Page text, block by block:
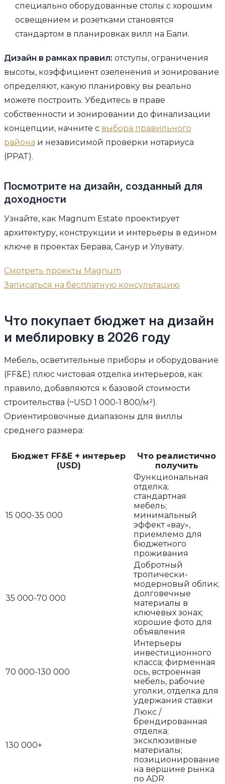
специально оборудованные столы с хорошим
освещением и розетками становятся
стандартом в планировках вилл на Бали.
Дизайн в рамках правил: отступы, ограничения
высоты, коэффициент озеленения и зонирование
определяют, какую планировку вы реально
можете построить. Убедитесь в праве
собственности и зонировании до финализации
концепции, начните с выбора правильного
района и независимой проверки нотариуса
(PPAT).
Посмотрите на дизайн, созданный для
доходности
Узнайте, как Magnum Estate проектирует
архитектуру, конструкции и интерьеры в едином
ключе в проектах Берава, Санур и Улувату.
Смотреть проекты Magnum
Записаться на бесплатную консультацию
Что покупает бюджет на дизайн
и меблировку в 2026 году
Мебель, осветительные приборы и оборудование
(FF&E) плюс чистовая отделка интерьеров, как
правило, добавляются к базовой стоимости
строительства (~USD 1 000-1 800/м²).
Ориентировочные диапазоны для виллы
среднего размера:
Бюджет FF&E + интерьер
(USD)
Что реалистично
получить
15 000-35 000
Функциональная
отделка;
стандартная
мебель;
минимальный
эффект «вау»,
приемлемо для
бюджетного
проживания
35 000-70 000
Добротный
тропически-
модерновый облик;
долговечные
материалы в
ключевых зонах;
хорошие фото для
объявления
70 000-130 000
Интерьеры
инвестиционного
класса; фирменная
ось, встроенная
мебель, рабочие
уголки, отделка для
удержания ставки
130 000+
Люкс /
брендированная
отделка;
эксклюзивные
материалы;
позиционирование
на вершине рынка
по ADR